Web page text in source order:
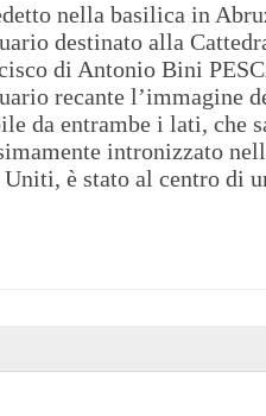
nella basilica in
destinato alla
di Antonio Bini
recante l’immagine
da entrambe i lati, che
intronizzato
è stato al centro di